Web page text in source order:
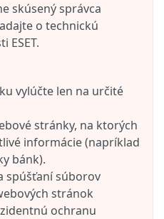
skúsený správca
o technickú
ESET.
vylúčte len na určité
stránky, na ktorých
informácie (napríklad
bánk).
spúšťaní súborov
stránok
ochranu